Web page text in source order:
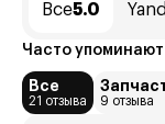
Все5.0
Часто упоминают
Все
21 отзыва 9 отзыва